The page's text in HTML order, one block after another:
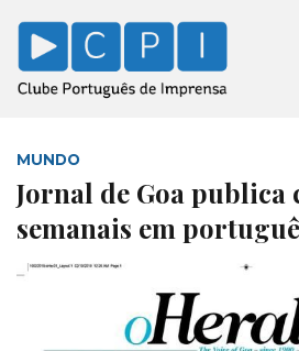
MUNDO
Jornal de Goa publica
semanais em